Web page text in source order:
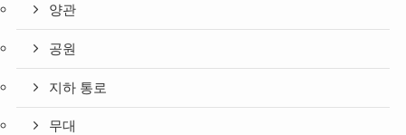
양관
공원
지하 통로
무대